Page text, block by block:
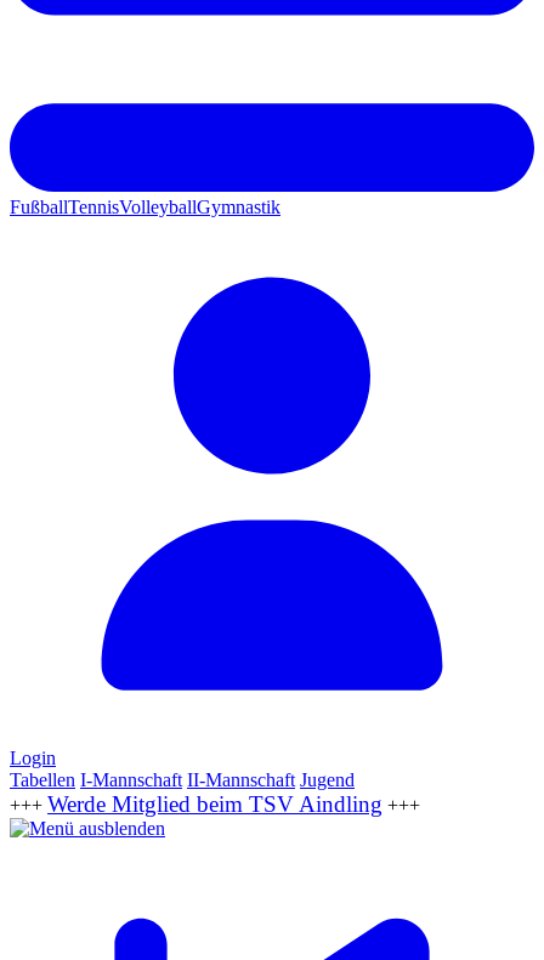
FußballTennisVolleyballGymnastik
Login
Tabellen I-Mannschaft II-Mannschaft Jugend
+++ Werde Mitglied beim TSV Aindling +++